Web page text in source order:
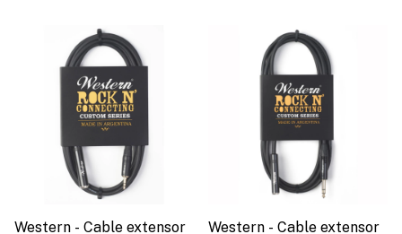
Western - Cable extensor
Western - Cable extensor